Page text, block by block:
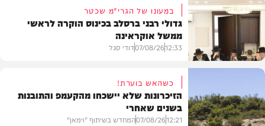
חרדים
במעונו של הגרי"מ שכטר
גדולי רבני ברסלב בכינוס הוקרה לראשי
ממשל אוקראינה
12:33
07/08/26דודי סגל
כשהאש בוערת!
הזיכרונות שלא יישכחו מהקעמפ והתובנות
בשנים שאחרי
12:21
07/08/26המחדש בשיתוף "וימאן"